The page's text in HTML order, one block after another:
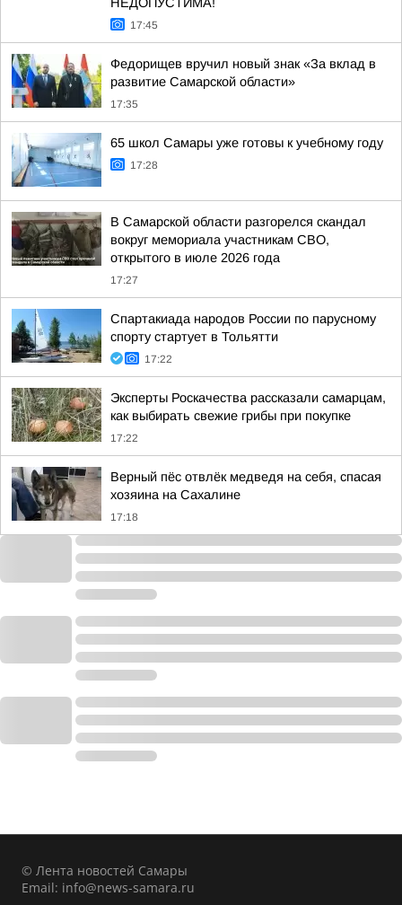
17:45
Федорищев вручил новый знак «За вклад в
развитие Самарской области»
17:35
65 школ Самары уже готовы к учебному году
17:28
В Самарской области разгорелся скандал
вокруг мемориала участникам СВО,
открытого в июле 2026 года
17:27
Спартакиада народов России по парусному
спорту стартует в Тольятти
17:22
Эксперты Роскачества рассказали самарцам,
как выбирать свежие грибы при покупке
17:22
Верный пёс отвлёк медведя на себя, спасая
хозяина на Сахалине
17:18
© Лента новостей Самары
Email: info@news-samara.ru